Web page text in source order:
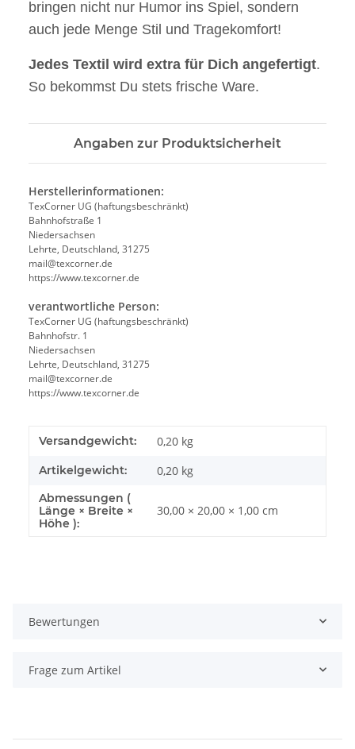
bringen nicht nur Humor ins Spiel, sondern
auch jede Menge Stil und Tragekomfort!
Jedes Textil wird extra für Dich angefertigt.
So bekommst Du stets frische Ware.
Angaben zur Produktsicherheit
Herstellerinformationen:
TexCorner UG (haftungsbeschränkt)
Bahnhofstraße 1
Niedersachsen
Lehrte, Deutschland, 31275
mail@texcorner.de
https://www.texcorner.de
verantwortliche Person:
TexCorner UG (haftungsbeschränkt)
Bahnhofstr. 1
Niedersachsen
Lehrte, Deutschland, 31275
mail@texcorner.de
https://www.texcorner.de
Versandgewicht: 0,20 kg
Artikelgewicht: 0,20 kg
Abmessungen (
Länge × Breite ×
Höhe ):
30,00 × 20,00 × 1,00 cm
Bewertungen
Frage zum Artikel